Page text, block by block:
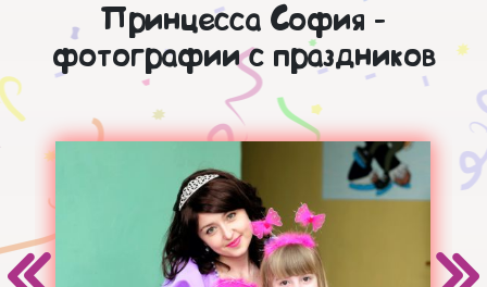
Принцесса София -
фотографии с праздников